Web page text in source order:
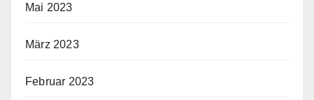
Mai 2023
März 2023
Februar 2023